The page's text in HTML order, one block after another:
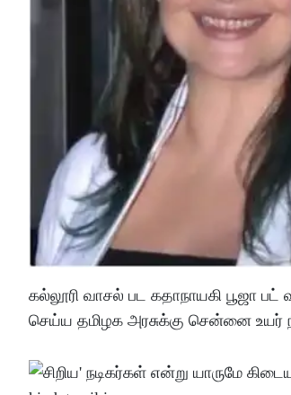
கல்லூரி வாசல் பட கதாநாயகி பூஜா
செய்ய தமிழக அரசுக்கு சென்னை உயர்